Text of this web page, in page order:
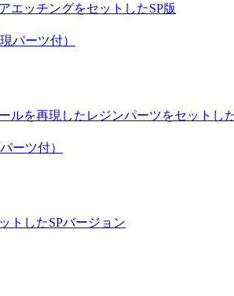
エッチングをセットしたSP版
パーツ付）
ルを再現したレジンパーツをセットし
ーツ付）
トしたSPバージョン